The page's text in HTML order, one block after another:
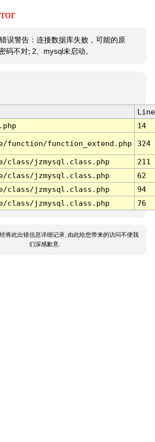
误警告：连接数据库失败，可能的原
码不对; 2、mysql未启动。
Line
14
function/function_extend.php 324
class/jzmysql.class.php
211
class/jzmysql.class.php
62
class/jzmysql.class.php
94
class/jzmysql.class.php 76
将此出错信息详细记录, 由此给您带来的访问不便我
们深感歉意.